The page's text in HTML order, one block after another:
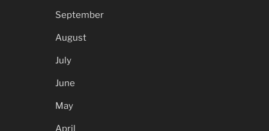
September
August
July
June
May
April